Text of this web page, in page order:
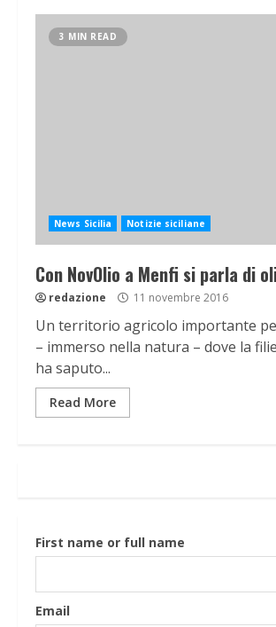
3 MIN READ
News Sicilia Notizie siciliane
Con NovOlio a Menfi si parla di
redazione 11 novembre 2016
Un territorio agricolo importante
– immerso nella natura – dove la
ha saputo...
Read More
First name or full name
Email